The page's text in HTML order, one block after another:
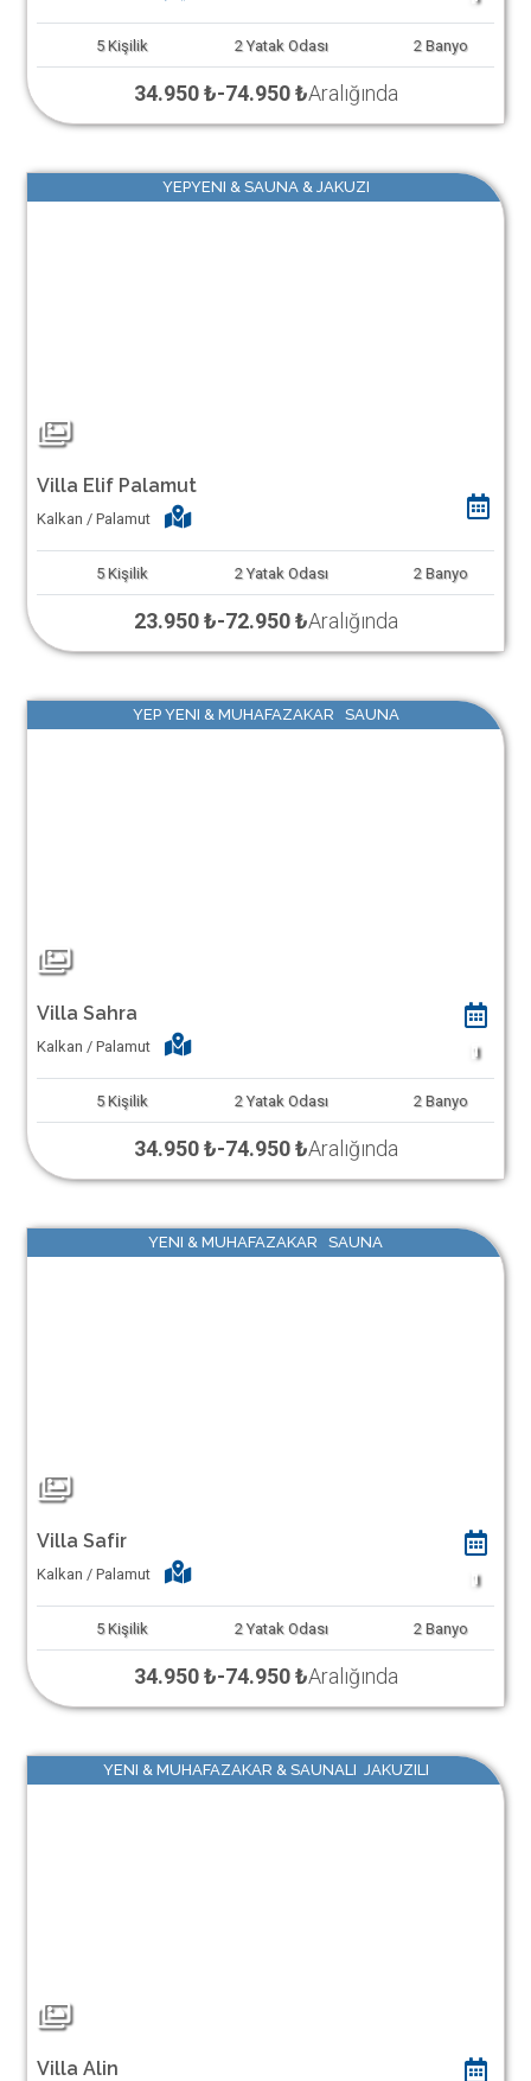
5 Kişilik 2 Yatak Odası 2 Banyo
34.950 ₺-74.950 ₺Aralığında
YEPYENI & SAUNA & JAKUZI
Villa Elif Palamut
Kalkan / Palamut
5 Kişilik 2 Yatak Odası 2 Banyo
23.950 ₺-72.950 ₺Aralığında
YEP YENI & MUHAFAZAKAR SAUNA
Villa Sahra
Kalkan / Palamut 1
5 Kişilik 2 Yatak Odası 2 Banyo
34.950 ₺-74.950 ₺Aralığında
YENI & MUHAFAZAKAR SAUNA
Villa Safir
Kalkan / Palamut 1
5 Kişilik 2 Yatak Odası 2 Banyo
34.950 ₺-74.950 ₺Aralığında
YENI & MUHAFAZAKAR & SAUNALI JAKUZILI
Villa Alin